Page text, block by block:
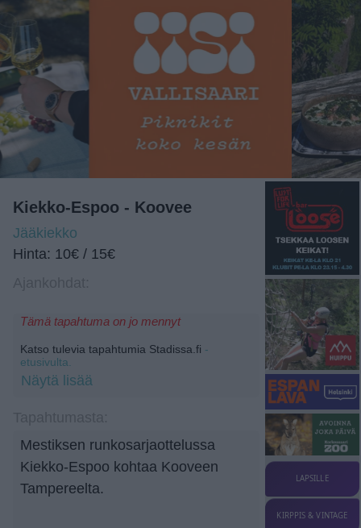
Kiekko-Espoo - Koovee
Jääkiekko
Hinta: 10€ / 15€
Tämä tapahtuma on jo mennyt
Katso tulevia tapahtumia Stadissa.fi -
etusivulta.
Näytä lisää
Mestiksen runkosarjaottelussa
Kiekko-Espoo kohtaa Kooveen
Tampereelta.
LAPSILLE
KIRPPIS & VINTAGE